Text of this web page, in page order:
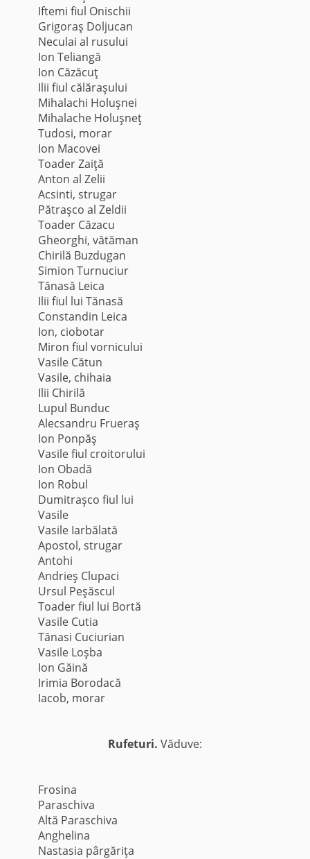
Iftemi fiul Onischii
Grigoraş Doljucan
Neculai al rusului
Ion Teliangă
Ion Căzăcuţ
Ilii fiul călăraşului
Mihalachi Holuşnei
Mihalache Holuşneţ
Tudosi, morar
Ion Macovei
Toader Zaiţă
Anton al Zelii
Acsinti, strugar
Pătraşco al Zeldii
Toader Căzacu
Gheorghi, vătăman
Chirilă Buzdugan
Simion Turnuciur
Tănasă Leica
Ilii fiul lui Tănasă
Constandin Leica
Ion, ciobotar
Miron fiul vornicului
Vasile Cătun
Vasile, chihaia
Ilii Chirilă
Lupul Bunduc
Alecsandru Frueraş
Ion Ponpăş
Vasile fiul croitorului
Ion Obadă
Ion Robul
Dumitraşco fiul lui
Vasile
Vasile Iarbălată
Apostol, strugar
Antohi
Andrieş Clupaci
Ursul Peşăscul
Toader fiul lui Bortă
Vasile Cutia
Tănasi Cuciurian
Vasile Loşba
Ion Găină
Irimia Borodacă
Iacob, morar
Rufeturi. Văduve:
Frosina
Paraschiva
Altă Paraschiva
Anghelina
Nastasia pârgăriţa